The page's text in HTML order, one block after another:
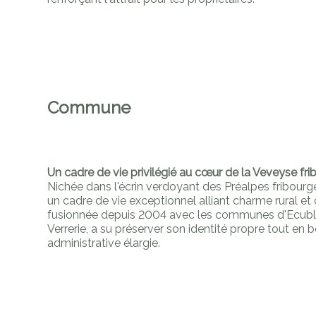
Commune
Un cadre de vie privilégié au cœur de la Veveyse
Nichée dans l'écrin verdoyant des Préalpes
un cadre de vie exceptionnel alliant charme rural
fusionnée depuis 2004 avec les communes
Verrerie, a su préserver son identité propre tout en
administrative élargie.